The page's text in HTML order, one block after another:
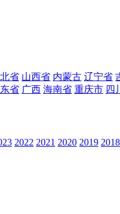
省 山西省 内蒙古 辽宁省
省 广西 海南省 重庆市 四
2022 2021 2020 2019 2018